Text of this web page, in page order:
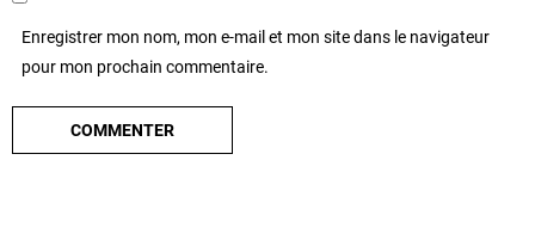
Enregistrer mon nom, mon e-mail et mon site dans le navigateur
pour mon prochain commentaire.